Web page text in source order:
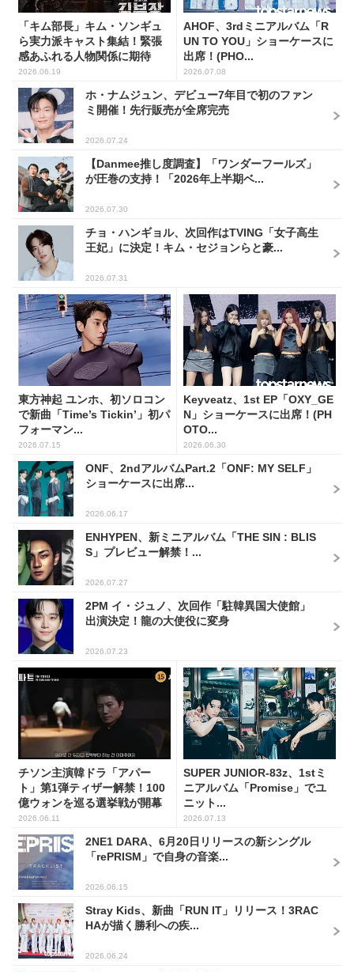
「キム部長」キム・ソンギュ
ら実力派キャスト集結！緊張
感あふれる人物関係に期待
2026.06.19
AHOF、3rdミニアルバム「R
UN TO YOU」ショーケースに
出席！(PHO...
2026.07.08
ホ・ナムジュン、デビュー7年目で初のファン
ミ開催！先行販売が全席完売
2026.07.24
【Danmee推し度調査】「ワンダーフールズ」
が圧巻の支持！「2026年上半期ベ...
2026.07.30
チョ・ハンギョル、次回作はTVING「女子高生
王妃」に決定！キム・セジョンらと豪...
2026.07.31
東方神起 ユンホ、初ソロコン
で新曲「Time’s Tickin’」初パ
フォーマン...
2026.07.15
Keyveatz、1st EP「OXY_GE
N」ショーケースに出席！(PH
OTO...
2026.06.30
ONF、2ndアルバムPart.2「ONF: MY SELF」
ショーケースに出席...
2026.06.17
ENHYPEN、新ミニアルバム「THE SIN : BLIS
S」プレビュー解禁！...
2026.07.27
2PM イ・ジュノ、次回作「駐韓異国大使館」
出演決定！龍の大使役に変身
2026.07.23
チソン主演韓ドラ「アパー
ト」第1弾ティザー解禁！100
億ウォンを巡る選挙戦が開幕
2026.06.11
SUPER JUNIOR-83z、1stミ
ニアルバム「Promise」でユ
ニット...
2026.07.13
2NE1 DARA、6月20日リリースの新シングル
「rePRISM」で自身の音楽...
2026.06.15
Stray Kids、新曲「RUN IT」リリース！3RAC
HAが描く勝利への疾...
2026.06.24